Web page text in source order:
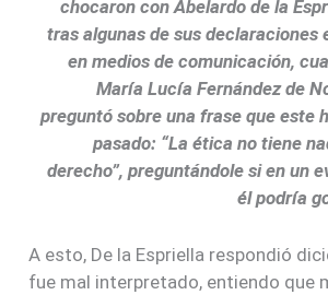
chocaron con Abelardo de la
tras algunas de sus declaraciones
en medios de comunicación,
María Lucía Fernández de
preguntó sobre una frase que este
pasado: “La ética no tiene
derecho”, preguntándole si en un
él podría
A esto, De la Espriella respondió
fue mal interpretado, entiendo que